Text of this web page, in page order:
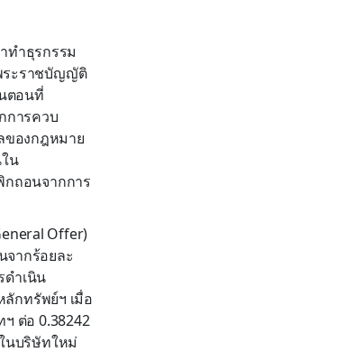
ทำธุรกรรม
ระราชบัญญัติ
ตอนที่
การควบ
ของกฎหมาย
น
กถอนจากการ
Offer)
จากร้อยละ
ดำเนิน
กทรัพย์ฯ เมื่อ
ต่อ 0.38242
นบริษัทใหม่